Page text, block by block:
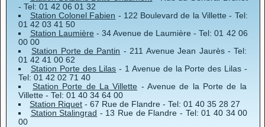
- Tel: 01 42 06 01 32
Station Colonel Fabien - 122 Boulevard de la Villette - Tel:
01 42 03 41 50
Station Laumière - 34 Avenue de Laumière - Tel: 01 42 06
00 00
Station Porte de Pantin - 211 Avenue Jean Jaurès - Tel:
01 42 41 00 62
Station Porte des Lilas - 1 Avenue de la Porte des Lilas -
Tel: 01 42 02 71 40
Station Porte de La Villette - Avenue de la Porte de la
Villette - Tel: 01 40 34 64 00
Station Riquet - 67 Rue de Flandre - Tel: 01 40 35 28 27
Station Stalingrad - 13 Rue de Flandre - Tel: 01 40 34 00
00